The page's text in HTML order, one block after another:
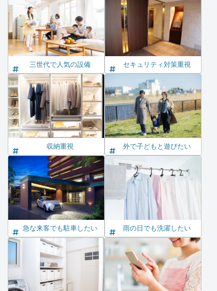
三世代で人気の設備 セキュリティ対策重視
収納重視 外で子どもと遊びたい
急な来客でも駐車したい 雨の日でも洗濯したい